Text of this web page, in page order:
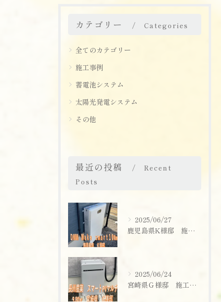
カテゴリー Categories
全てのカテゴリー
施工事例
蓄電池システム
太陽光発電システム
その他
最近の投稿
Recent
Posts
2025/06/27
鹿児島県K様邸 施工実績
2025/06/24
宮崎県Ｇ様邸 施工実績